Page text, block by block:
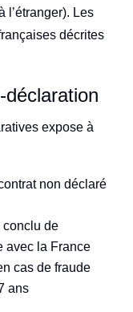
l’étranger). Les
décrites
expose à
non déclaré
conclu de
avec la France
cas de fraude
ans